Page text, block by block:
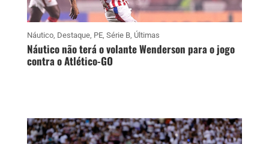
Náutico, Destaque, PE, Série B, Últimas
Náutico não terá o volante Wenderson para o jogo
contra o Atlético-GO